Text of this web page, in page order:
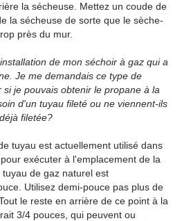
la sécheuse. Mettez un coude de
la sécheuse de sorte que le sèche-
près du mur.
de mon séchoir à gaz qui a
Je me demandais ce type de
je pouvais obtenir le propane à la
d'un tuyau fileté ou ne viennent-ils
filetée?
tuyau est actuellement utilisé dans
exécuter à l'emplacement de la
de gaz naturel est
Utilisez demi-pouce pas plus de
le reste en arrière de ce point à la
3/4 pouces, qui peuvent ou